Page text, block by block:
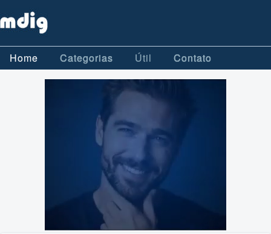
Home Categorias Útil Contato